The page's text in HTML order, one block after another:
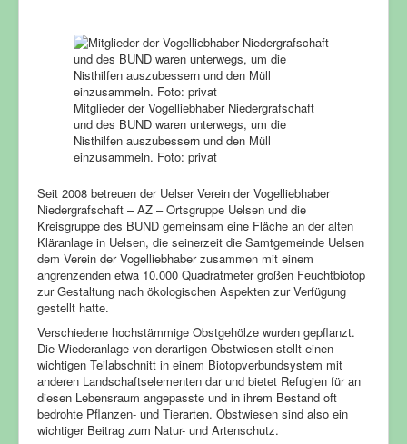
Mitglieder der Vogelliebhaber Niedergrafschaft
und des BUND waren unterwegs, um die
Nisthilfen auszubessern und den Müll
einzusammeln. Foto: privat
Seit 2008 betreuen der Uelser Verein der Vogelliebhaber
Niedergrafschaft – AZ – Ortsgruppe Uelsen und die
Kreisgruppe des BUND gemeinsam eine Fläche an der alten
Kläranlage in Uelsen, die seinerzeit die Samtgemeinde Uelsen
dem Verein der Vogelliebhaber zusammen mit einem
angrenzenden etwa 10.000 Quadratmeter großen Feuchtbiotop
zur Gestaltung nach ökologischen Aspekten zur Verfügung
gestellt hatte.
Verschiedene hochstämmige Obstgehölze wurden gepflanzt.
Die Wiederanlage von derartigen Obstwiesen stellt einen
wichtigen Teilabschnitt in einem Biotopverbundsystem mit
anderen Landschaftselementen dar und bietet Refugien für an
diesen Lebensraum angepasste und in ihrem Bestand oft
bedrohte Pflanzen- und Tierarten. Obstwiesen sind also ein
wichtiger Beitrag zum Natur- und Artenschutz.